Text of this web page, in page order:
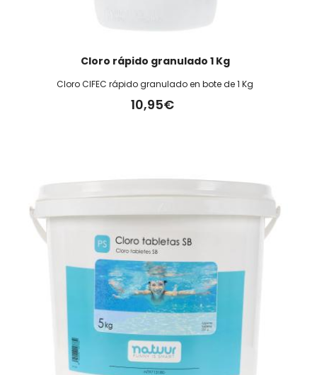
Cloro rápido granulado 1 Kg
Cloro CIFEC rápido granulado en bote de 1 Kg
10,95€